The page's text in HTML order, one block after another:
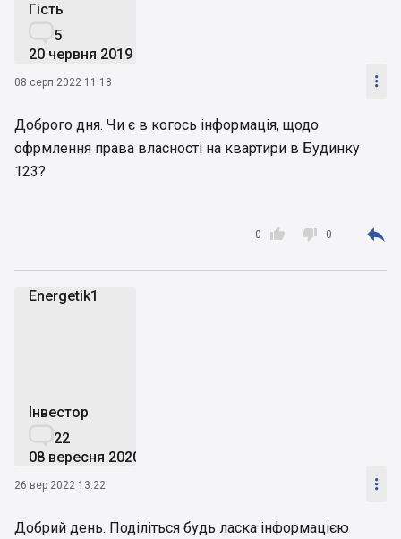
Гість
5
20 червня 2019
08 серп 2022 11:18 
Доброго дня. Чи є в когось інформація, щодо
офрмлення права власності на квартири в Будинку
123?

0  0 
Energetik1
Інвестор
22
08 вересня 2020
26 вер 2022 13:22 
Добрий день. Поділіться будь ласка інформацією